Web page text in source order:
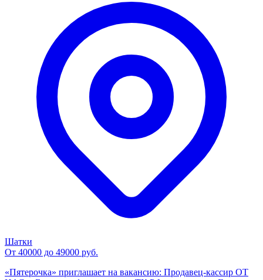
Шатки
От 40000 до 49000 руб.
«Пятерочка» приглашает на вакансию: Продавец-кассир ОТ